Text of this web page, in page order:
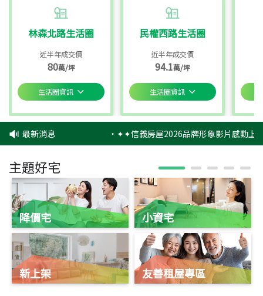
林森北路生活圈
近半年成交價
80萬/坪
生活圈資訊
民權西路生活圈
近半年成交價
94.1萬/坪
生活圈資訊
最新消息 ‧✦✦信義房屋2026品牌形象影片感動上
主題好宅
降價宅
新上架
小資宅
友善租屋專區